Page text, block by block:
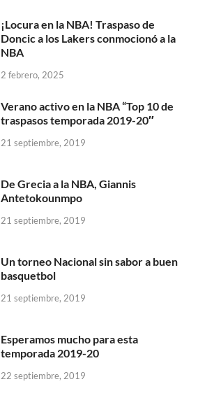
¡Locura en la NBA! Traspaso de
Doncic a los Lakers conmocionó a la
NBA
2 febrero, 2025
Verano activo en la NBA “Top 10 de
traspasos temporada 2019-20″
21 septiembre, 2019
De Grecia a la NBA, Giannis
Antetokounmpo
21 septiembre, 2019
Un torneo Nacional sin sabor a buen
basquetbol
21 septiembre, 2019
Esperamos mucho para esta
temporada 2019-20
22 septiembre, 2019